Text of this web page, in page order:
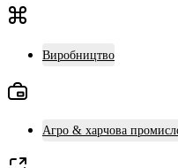
Виробництво
Агро & харчова